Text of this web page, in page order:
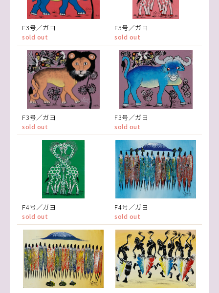
F3号／ガヨ
sold out
F3号／ガヨ
sold out
F3号／ガヨ
sold out
F3号／ガヨ
sold out
F4号／ガヨ
sold out
F4号／ガヨ
sold out